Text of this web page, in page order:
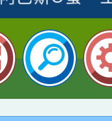
市科展 國
王老師、
年二班張O
賽國小朗讀
老師
加桃園市中
師榮獲教
第二名
與2026世
學小創客佳
加桃園市中